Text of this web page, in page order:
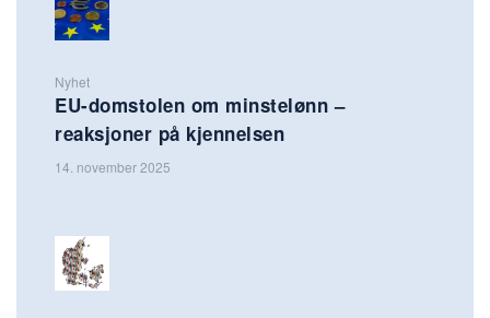
Nyhet
EU-domstolen om minstelønn –
reaksjoner på kjennelsen
14. november 2025